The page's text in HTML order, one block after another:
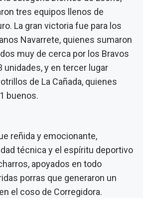
tres equipos llenos de
La gran victoria fue para los
Navarrete, quienes sumaron
muy de cerca por los Bravos
unidades, y en tercer lugar
de La Cañada, quienes
buenos.
reñida y emocionante,
técnica y el espíritu deportivo
apoyados en todo
porras que generaron un
el coso de Corregidora.